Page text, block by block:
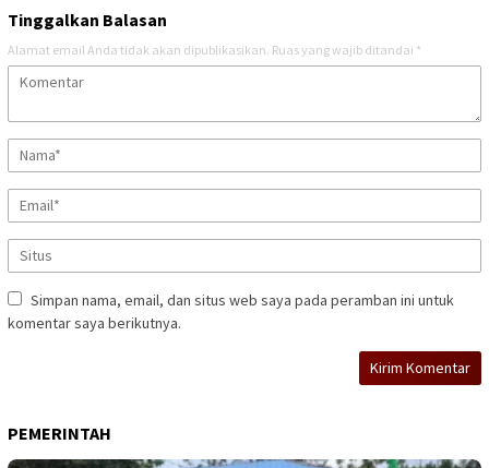
Tinggalkan Balasan
Alamat email Anda tidak akan dipublikasikan. Ruas yang wajib ditandai *
Simpan nama, email, dan situs web saya pada peramban ini untuk
komentar saya berikutnya.
PEMERINTAH